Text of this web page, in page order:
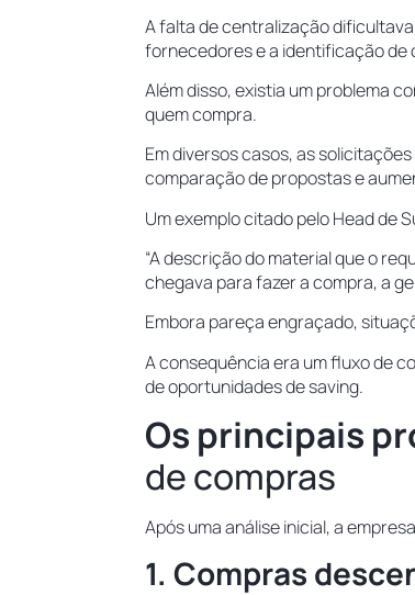
A falta de centralização
fornecedores e a identificação de
Além disso, existia um problema
quem compra.
Em diversos casos, as
comparação de propostas e
Um exemplo citado pelo Head de
“A descrição do material que o
chegava para fazer a compra, a
Embora pareça engraçado,
A consequência era um fluxo de
de oportunidades de saving.
Os principais
de compras
Após uma análise inicial, a
1. Compras